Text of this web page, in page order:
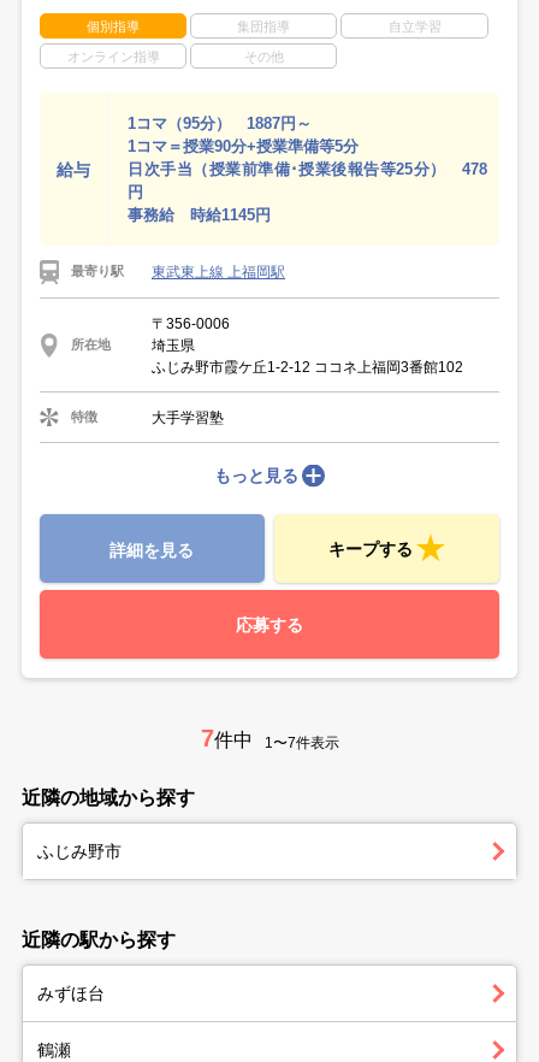
個別指導 集団指導 自立学習
オンライン指導 その他
給与
1コマ（95分） 1887円～
1コマ＝授業90分+授業準備等5分
日次手当（授業前準備･授業後報告等25分） 478
円
事務給 時給1145円
最寄り駅 東武東上線 上福岡駅
所在地
〒356-0006
埼玉県
ふじみ野市霞ケ丘1-2-12 ココネ上福岡3番館102
特徴 大手学習塾
もっと見る
詳細を見る キープする
応募する
7件中 1〜7件表示
近隣の地域から探す
ふじみ野市
近隣の駅から探す
みずほ台
鶴瀬